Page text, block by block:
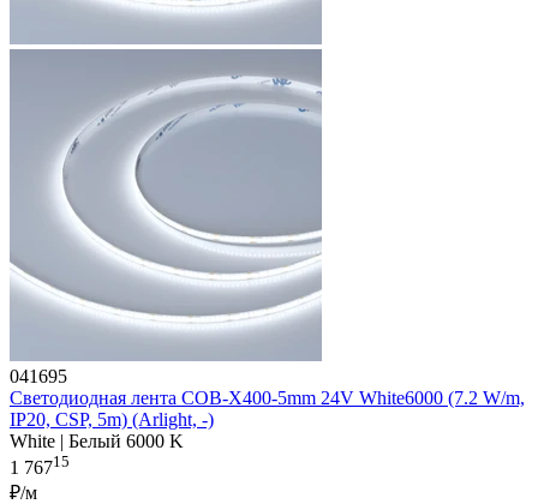
041695
Светодиодная лента COB-X400-5mm 24V White6000 (7.2 W/m,
IP20, CSP, 5m) (Arlight, -)
White | Белый 6000 K
1 76715
₽/м